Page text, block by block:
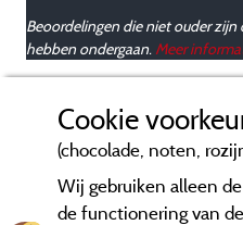
Beoordelingen die niet ouder zijn
hebben ondergaan. Meer
Cookie
(chocolade, noten,
Wij gebruiken alleen
de functionering van